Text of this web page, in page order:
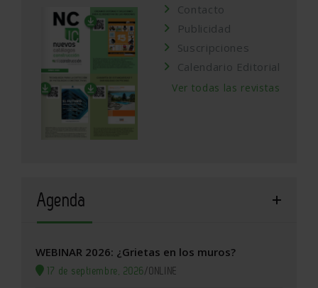
Contacto
Publicidad
Suscripciones
Calendario Editorial
Ver todas las revistas
Agenda
WEBINAR 2026: ¿Grietas en los muros?
17 de septiembre, 2026/ONLINE